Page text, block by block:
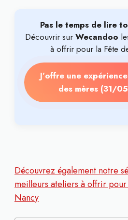
Pas le temps de lire
Découvrir sur Wecandoo
à offrir pour la Fête
J’offre une
des mères (31/
Découvrez également notre
meilleurs ateliers à offrir
Nancy